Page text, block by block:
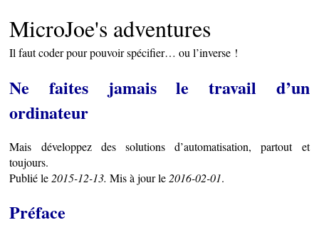
MicroJoe's adventures
Il faut coder pour pouvoir spécifier… ou l’inverse !
Ne faites jamais le travail d’un
ordinateur
Mais développez des solutions d’automatisation, partout et
toujours.
Publié le 2015-12-13.Mis à jour le 2016-02-01.
Préface